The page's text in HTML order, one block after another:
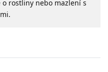
rostliny nebo mazlení s